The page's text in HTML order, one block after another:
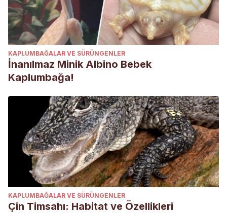
KAPLUMBAĞALAR VE SÜRÜNGENLER
İnanılmaz Minik Albino Bebek
Kaplumbağa!
KAPLUMBAĞALAR VE SÜRÜNGENLER
Çin Timsahı: Habitat ve Özellikleri